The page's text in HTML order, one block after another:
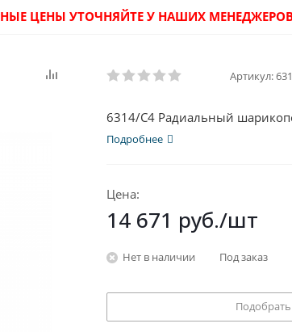
ЦЕНЫ УТОЧНЯЙТЕ У НАШИХ
Артикул:
6314/C4 Радиальный
Подробнее
Цена:
14 671 руб./шт
Нет в наличии Под заказ